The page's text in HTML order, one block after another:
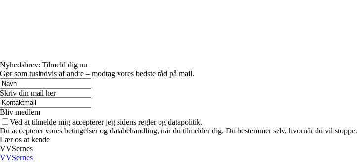
Nyhedsbrev: Tilmeld dig nu
Gør som tusindvis af andre – modtag vores bedste råd på mail.
Skriv din mail her
Bliv medlem
Ved at tilmelde mig accepterer jeg sidens regler og datapolitik.
Du accepterer vores betingelser og databehandling, når du tilmelder dig. Du bestemmer selv, hvornår du vil stoppe.
Lær os at kende
VVSernes
VVSernes